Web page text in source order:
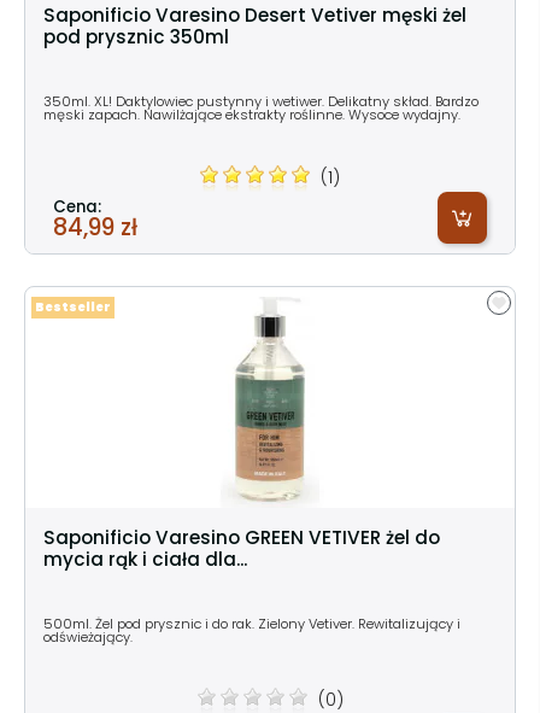
Saponificio Varesino Desert Vetiver męski żel
pod prysznic 350ml
350ml. XL! Daktylowiec pustynny i wetiwer. Delikatny skład. Bardzo
męski zapach. Nawilżające ekstrakty roślinne. Wysoce wydajny.
(1)
Cena:
84,99 zł
Saponificio Varesino GREEN VETIVER żel do
mycia rąk i ciała dla...
500ml. Żel pod prysznic i do rak. Zielony Vetiver. Rewitalizujący i
odświeżający.
(0)
Bestseller